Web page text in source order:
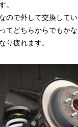
。
ので外して交換してい
てどちらからでもか
り疲れます。